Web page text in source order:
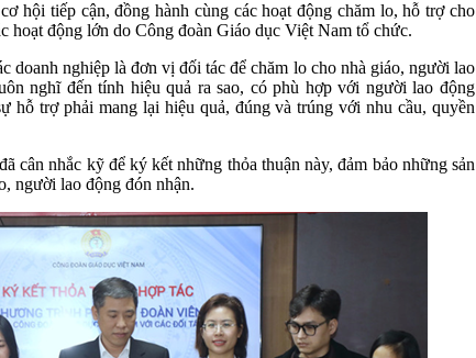
hội tiếp cận, đồng hành cùng các hoạt động chăm lo, hỗ trợ cho
hoạt động lớn do Công đoàn Giáo dục Việt Nam tổ chức.
doanh nghiệp là đơn vị đối tác để chăm lo cho nhà giáo, người lao
nghĩ đến tính hiệu quả ra sao, có phù hợp với người lao động
hỗ trợ phải mang lại hiệu quả, đúng và trúng với nhu cầu, quyền
cân nhắc kỹ để ký kết những thỏa thuận này, đảm bảo những sản
người lao động đón nhận.